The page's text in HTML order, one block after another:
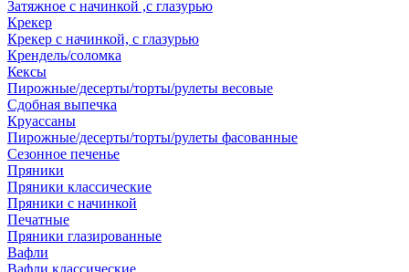
Затяжное с начинкой ,с глазурью
Крекер
Крекер с начинкой, с глазурью
Крендель/соломка
Кексы
Пирожные/десерты/торты/рулеты весовые
Сдобная выпечка
Круассаны
Пирожные/десерты/торты/рулеты фасованные
Сезонное печенье
Пряники
Пряники классические
Пряники с начинкой
Печатные
Пряники глазированные
Вафли
Вафли классические